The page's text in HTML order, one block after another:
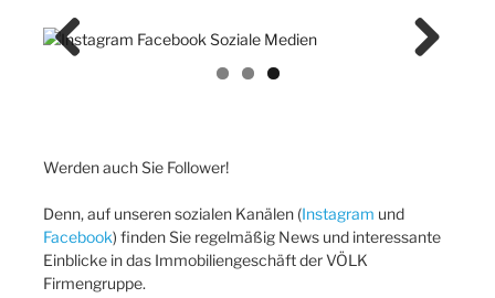
Werden auch Sie Follower!
Denn, auf unseren sozialen Kanälen (Instagram und
Facebook) finden Sie regelmäßig News und interessante
Einblicke in das Immobiliengeschäft der VÖLK
Firmengruppe.